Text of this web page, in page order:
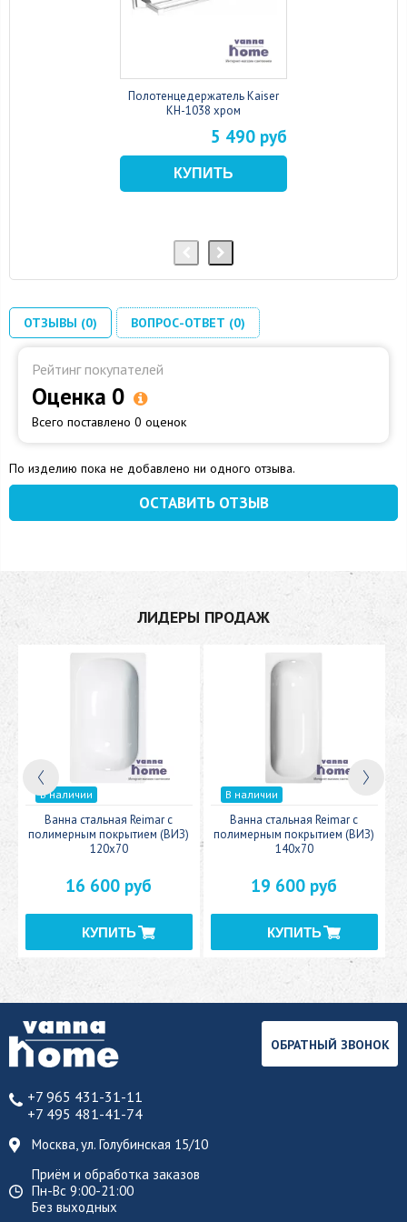
Полотенцедержатель Kaiser
KH-1038 хром
5 490 руб
ОТЗЫВЫ (0) ВОПРОС-ОТВЕТ (0)
Рейтинг покупателей
Оценка 0
Всего поставлено 0 оценок
По изделию пока не добавлено ни одного отзыва.
ОСТАВИТЬ ОТЗЫВ
ЛИДЕРЫ ПРОДАЖ
В наличии
Ванна стальная Reimar с
полимерным покрытием (ВИЗ)
120x70
16 600 руб
В наличии
Ванна стальная Reimar с
полимерным покрытием (ВИЗ)
140x70
19 600 руб
+7 965 431-31-11
+7 495 481-41-74
Москва, ул. Голубинская 15/10
Приём и обработка заказов
Пн-Вс 9:00-21:00
Без выходных
ОБРАТНЫЙ ЗВОНОК